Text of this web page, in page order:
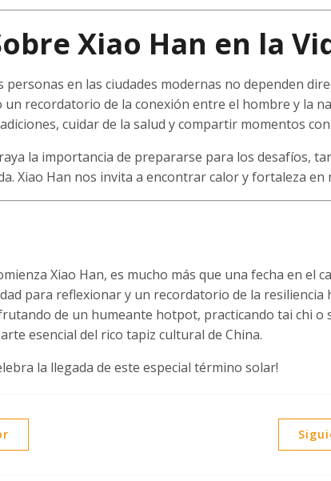
Xiao Han en la
personas en las ciudades modernas no dependen
recordatorio de la conexión entre el hombre y la
cuidar de la salud y compartir momentos
la importancia de prepararse para los desafíos,
Xiao Han nos invita a encontrar calor y fortaleza en
Xiao Han, es mucho más que una fecha en el
para reflexionar y un recordatorio de la resiliencia
de un humeante hotpot, practicando tai chi o
esencial del rico tapiz cultural de China.
la llegada de este especial término solar!